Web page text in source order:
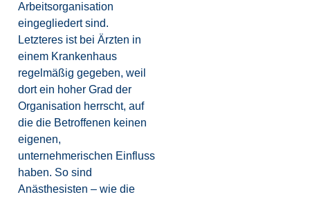
Arbeitsorganisation
eingegliedert sind.
Letzteres ist bei Ärzten in
einem Krankenhaus
regelmäßig gegeben, weil
dort ein hoher Grad der
Organisation herrscht, auf
die die Betroffenen keinen
eigenen,
unternehmerischen Einfluss
haben. So sind
Anästhesisten – wie die